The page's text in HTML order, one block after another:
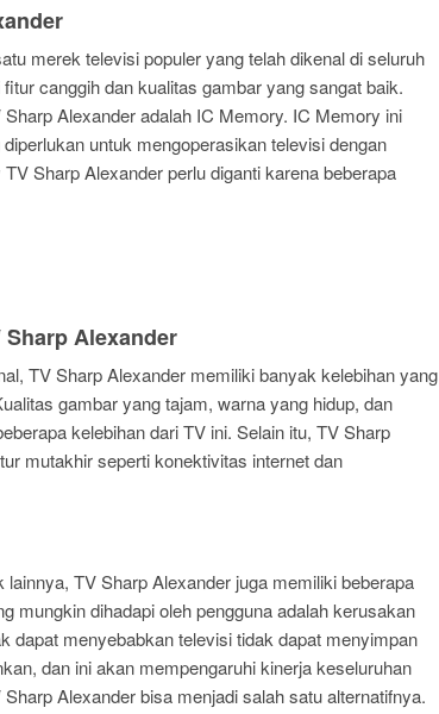
merek televisi populer yang telah dikenal di seluruh
canggih dan kualitas gambar yang sangat baik.
Alexander adalah IC Memory. IC Memory ini
untuk mengoperasikan televisi dengan
Sharp Alexander perlu diganti karena beberapa
Alexander
TV Sharp Alexander memiliki banyak kelebihan yang
gambar yang tajam, warna yang hidup, dan
kelebihan dari TV ini. Selain itu, TV Sharp
mutakhir seperti konektivitas internet dan
TV Sharp Alexander juga memiliki beberapa
mungkin dihadapi oleh pengguna adalah kerusakan
dapat menyebabkan televisi tidak dapat menyimpan
dan ini akan mempengaruhi kinerja keseluruhan
Alexander bisa menjadi salah satu alternatifnya.